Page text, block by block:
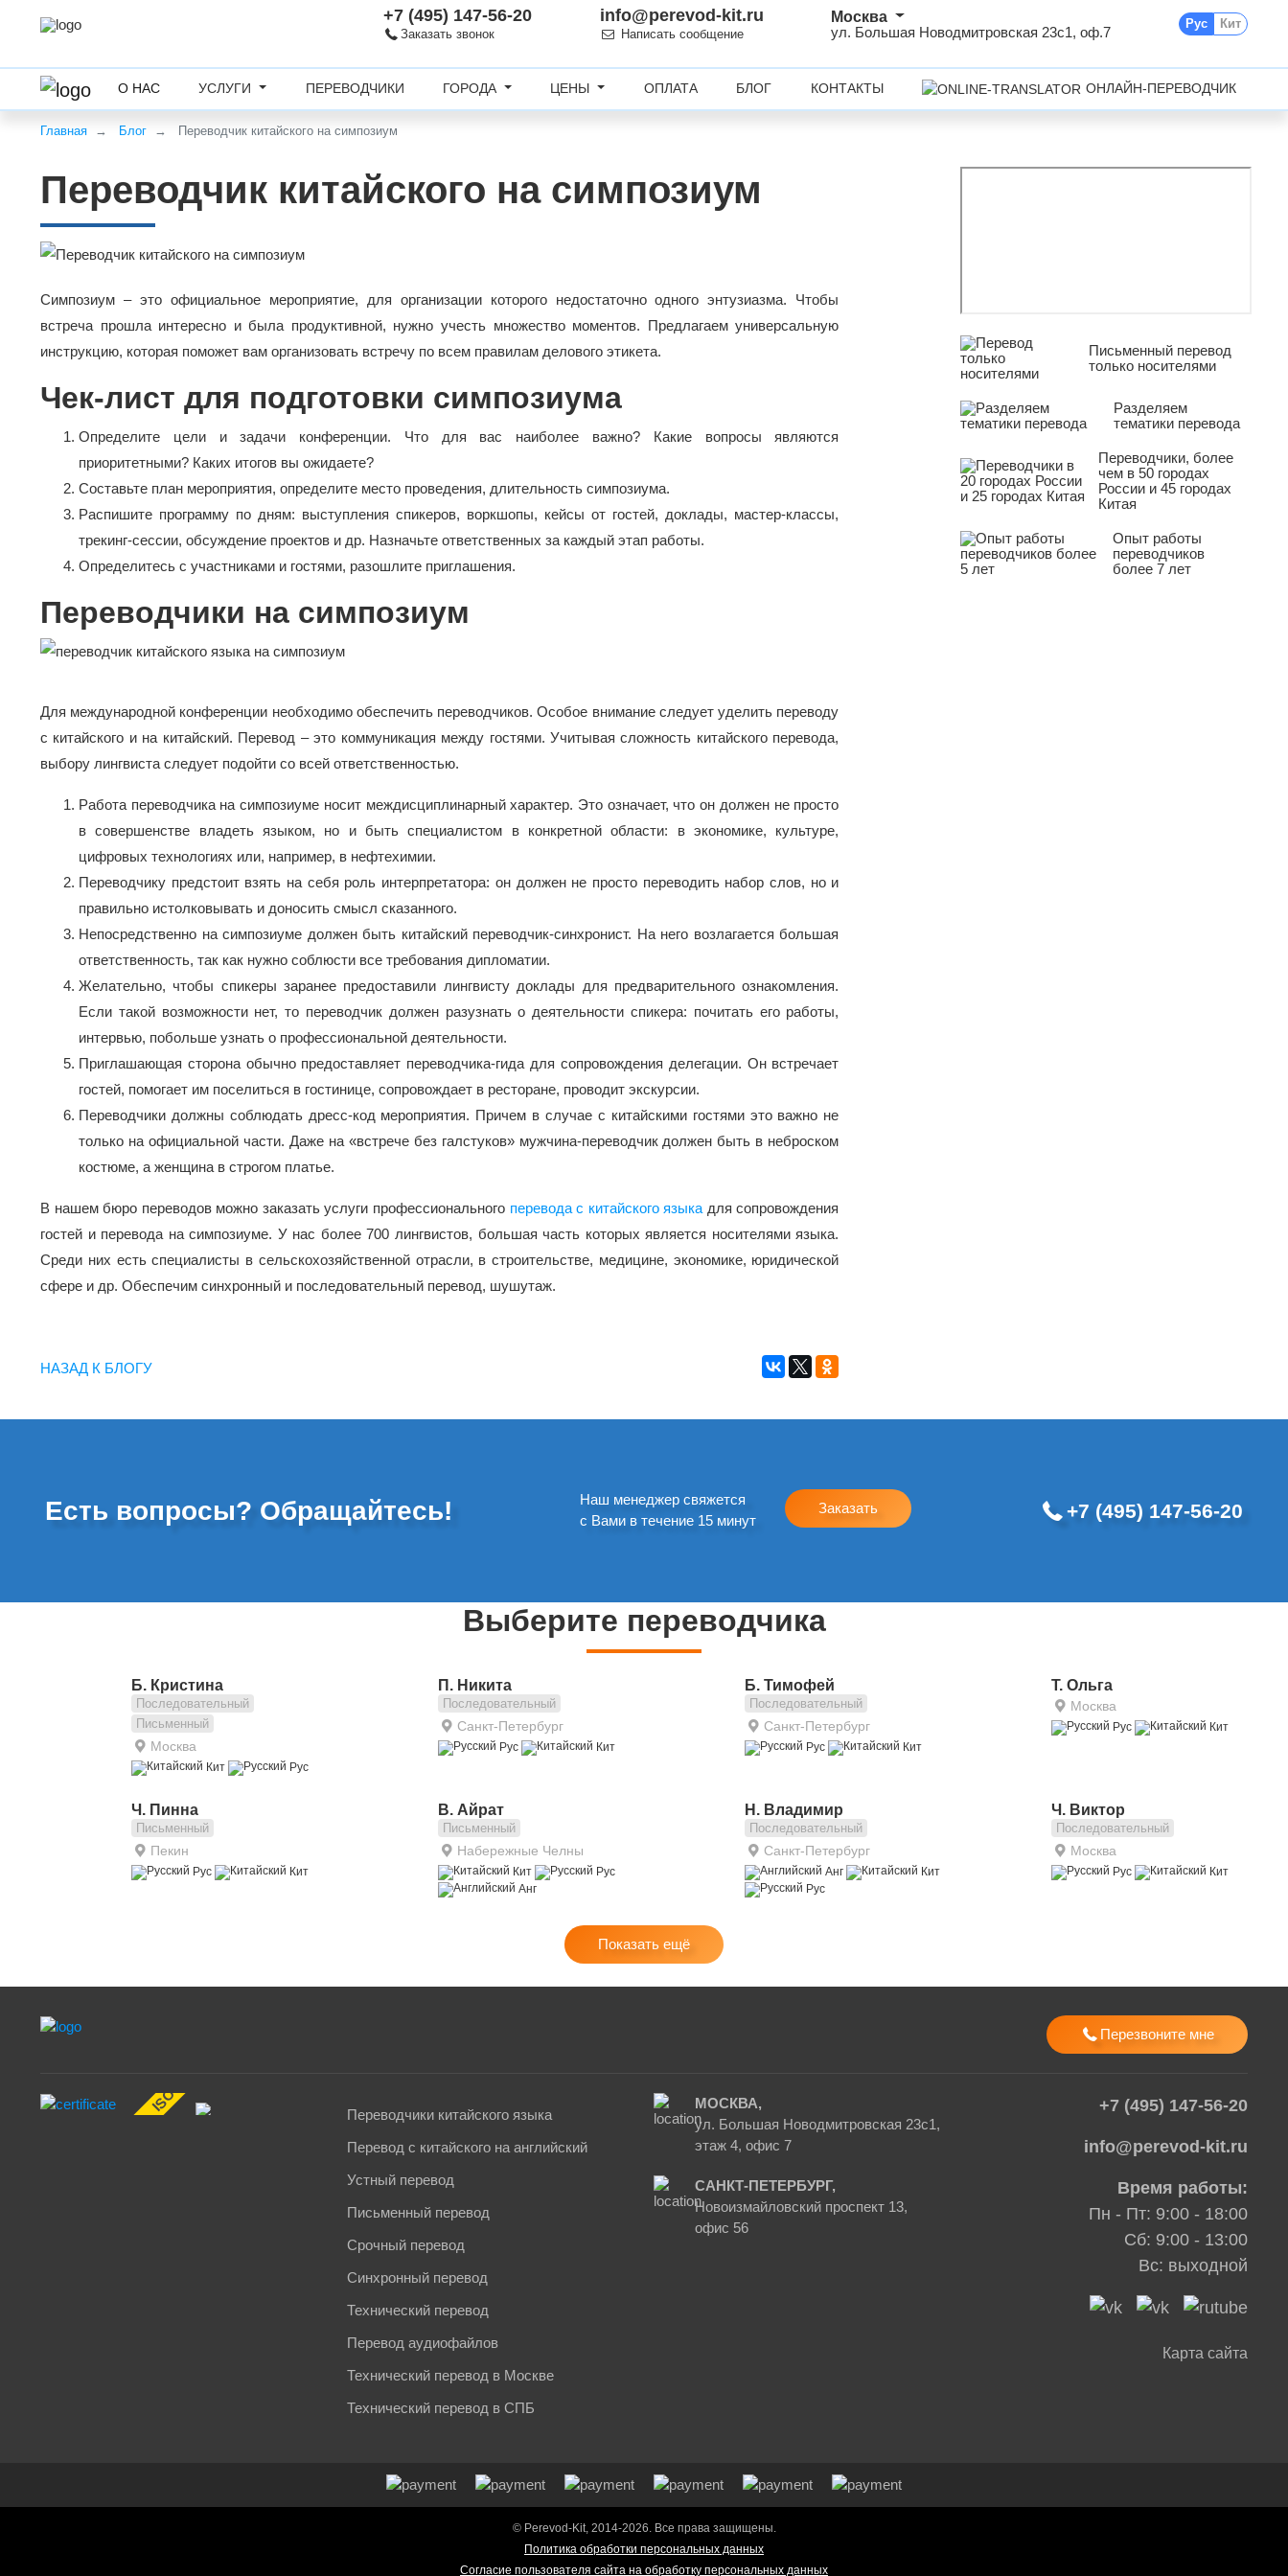
+7 (495) 147-56-20
Заказать звонок
info@perevod-kit.ru
Написать сообщение
Москва
ул. Большая Новодмитровская 23с1, оф.7
Рус Кит
О НАС УСЛУГИ ПЕРЕВОДЧИКИ ГОРОДА ЦЕНЫ ОПЛАТА БЛОГ КОНТАКТЫ ОНЛАЙН-ПЕРЕВОДЧИК
Главная Блог Переводчик китайского на симпозиум
Переводчик китайского на симпозиум
Симпозиум – это официальное мероприятие, для организации которого недостаточно одного энтузиазма. Чтобы
встреча прошла интересно и была продуктивной, нужно учесть множество моментов. Предлагаем универсальную
инструкцию, которая поможет вам организовать встречу по всем правилам делового этикета.
Чек-лист для подготовки симпозиума
Определите цели и задачи конференции. Что для вас наиболее важно? Какие вопросы являются
приоритетными? Каких итогов вы ожидаете?
Составьте план мероприятия, определите место проведения, длительность симпозиума.
Распишите программу по дням: выступления спикеров, воркшопы, кейсы от гостей, доклады, мастер-классы,
трекинг-сессии, обсуждение проектов и др. Назначьте ответственных за каждый этап работы.
Определитесь с участниками и гостями, разошлите приглашения.
Переводчики на симпозиум
Для международной конференции необходимо обеспечить переводчиков. Особое внимание следует уделить переводу
с китайского и на китайский. Перевод – это коммуникация между гостями. Учитывая сложность китайского перевода,
выбору лингвиста следует подойти со всей ответственностью.
Работа переводчика на симпозиуме носит междисциплинарный характер. Это означает, что он должен не просто
в совершенстве владеть языком, но и быть специалистом в конкретной области: в экономике, культуре,
цифровых технологиях или, например, в нефтехимии.
Переводчику предстоит взять на себя роль интерпретатора: он должен не просто переводить набор слов, но и
правильно истолковывать и доносить смысл сказанного.
Непосредственно на симпозиуме должен быть китайский переводчик-синхронист. На него возлагается большая
ответственность, так как нужно соблюсти все требования дипломатии.
Желательно, чтобы спикеры заранее предоставили лингвисту доклады для предварительного ознакомления.
Если такой возможности нет, то переводчик должен разузнать о деятельности спикера: почитать его работы,
интервью, побольше узнать о профессиональной деятельности.
Приглашающая сторона обычно предоставляет переводчика-гида для сопровождения делегации. Он встречает
гостей, помогает им поселиться в гостинице, сопровождает в ресторане, проводит экскурсии.
Переводчики должны соблюдать дресс-код мероприятия. Причем в случае с китайскими гостями это важно не
только на официальной части. Даже на «встрече без галстуков» мужчина-переводчик должен быть в неброском
костюме, а женщина в строгом платье.
В нашем бюро переводов можно заказать услуги профессионального перевода с китайского языка для сопровождения
гостей и перевода на симпозиуме. У нас более 700 лингвистов, большая часть которых является носителями языка.
Среди них есть специалисты в сельскохозяйственной отрасли, в строительстве, медицине, экономике, юридической
сфере и др. Обеспечим синхронный и последовательный перевод, шушутаж.
НАЗАД К БЛОГУ
Письменный перевод
только носителями
Разделяем
тематики перевода
Переводчики, более
чем в 50 городах
России и 45 городах
Китая
Опыт работы
переводчиков
более 7 лет
Есть вопросы? Обращайтесь!
Наш менеджер свяжется
с Вами в течение 15 минут
Заказать +7 (495) 147-56-20
Выберите переводчика
Б. Кристина
Последовательный
Письменный
Москва
Кит Рус
П. Никита
Последовательный
Санкт-Петербург
Рус Кит
Б. Тимофей
Последовательный
Санкт-Петербург
Рус Кит
Т. Ольга
Москва
Рус Кит
Ч. Пинна
Письменный
Пекин
Рус Кит
В. Айрат
Письменный
Набережные Челны
Кит
Рус
Анг
Н. Владимир
Последовательный
Санкт-Петербург
Анг
Кит
Рус
Ч. Виктор
Последовательный
Москва
Рус Кит
Показать ещё
Перезвоните мне
ISO 17100:2015
Переводчики китайского языка
Перевод с китайского на английский
Устный перевод
Письменный перевод
Срочный перевод
Синхронный перевод
Технический перевод
Перевод аудиофайлов
Технический перевод в Москве
Технический перевод в СПБ
МОСКВА,
ул. Большая Новодмитровская 23с1,
этаж 4, офис 7
САНКТ-ПЕТЕРБУРГ,
Новоизмайловский проспект 13,
офис 56
+7 (495) 147-56-20
info@perevod-kit.ru
Время работы:
Пн - Пт: 9:00 - 18:00
Сб: 9:00 - 13:00
Вс: выходной
Карта сайта
© Perevod-Kit, 2014-2026. Все права защищены.
Политика обработки персональных данных
Согласие пользователя сайта на обработку персональных данных